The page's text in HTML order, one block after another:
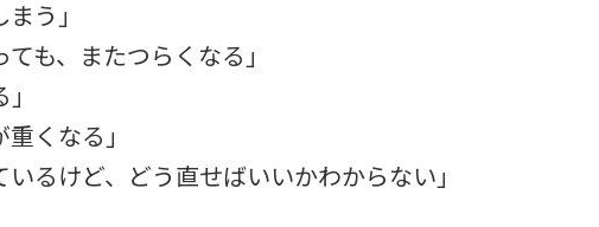
う」
も、またつらくなる」
くなる」
いるけど、どう直せばいいかわからない」